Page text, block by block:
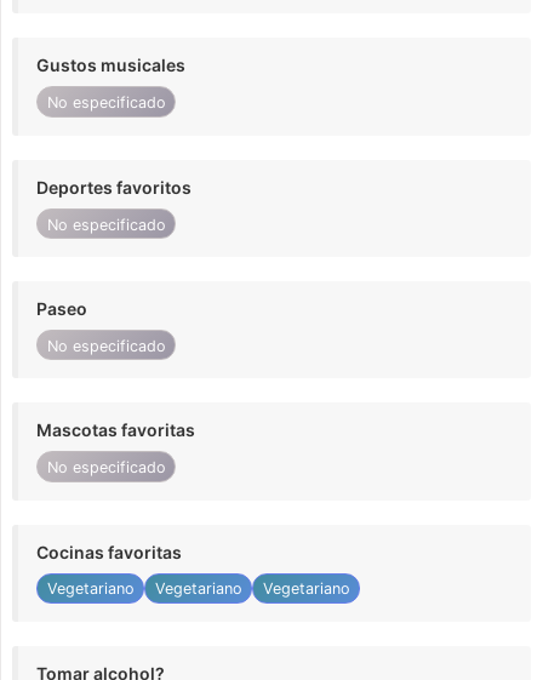
Gustos musicales
No especificado
Deportes favoritos
No especificado
Paseo
No especificado
Mascotas favoritas
No especificado
Cocinas favoritas
Vegetariano Vegetariano Vegetariano
Tomar alcohol?